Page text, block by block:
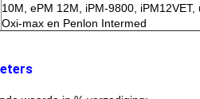
10M, ePM 12M, iPM-9800,
Oxi-max en Penlon Intermed